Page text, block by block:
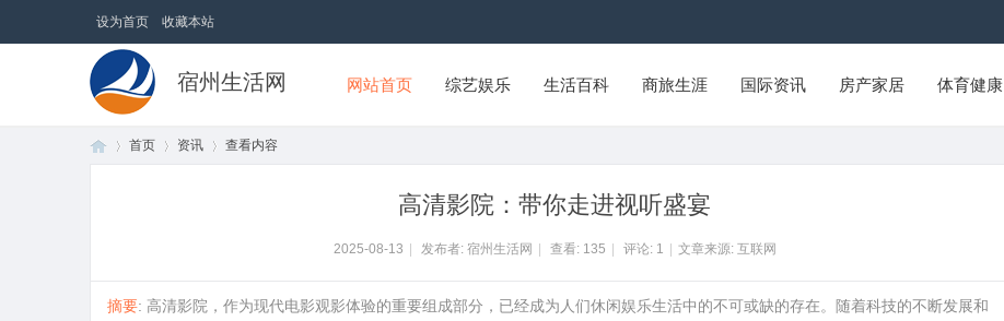
设为首页 收藏本站
宿州生活网 网站首页 综艺娱乐 生活百科 商旅生涯 国际资讯 房产家居 体育健康
首页 资讯 查看内容
高清影院：带你走进视听盛宴
2025-08-13 发布者: 宿州生活网 查看: 135 评论: 1 文章来源: 互联网
摘要: 高清影院，作为现代电影观影体验的重要组成部分，已经成为人们休闲娱乐生活中的不可或缺的存在。随着科技的不断发展和